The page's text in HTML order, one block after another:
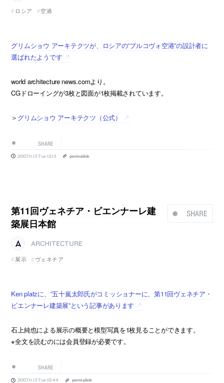
ロシア
空港
グリムショウ アーキテクツが、ロシアの”プルコヴォ空港”の設計者に
選ばれたようです
world architecture news.comより。
CGドローイングが3枚と図面が1枚掲載されています。
＞ グリムショウ アーキテクツ（公式）
SHARE
2007.11.13 Tue 12:13 permalink
SHARE
第11回ヴェネチア・ビエンナーレ建
築展日本館
ARCHITECTURE
展示
ヴェネチア
Ken platzに、”五十嵐太郎氏がコミッショナーに、第11回ヴェネチア・
ビエンナーレ建築展”という記事があります
石上純也による展示の概要と模型写真を1枚見ることができます。
※全文を読むのには会員登録が必要です。
SHARE
2007.11.13 Tue 10:44 permalink